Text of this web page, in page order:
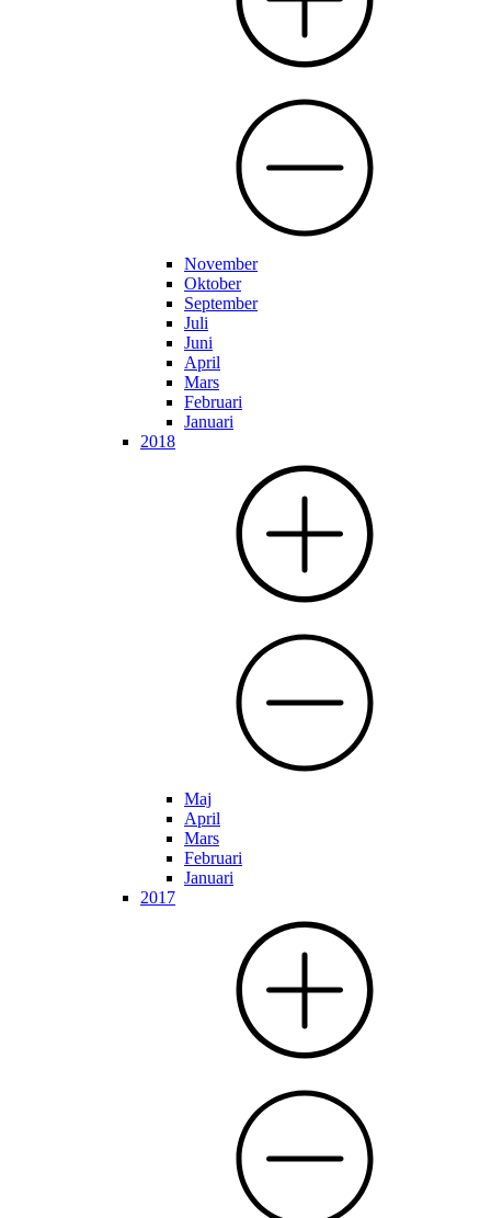
November
Oktober
September
Juli
Juni
April
Mars
Februari
Januari
2018
Maj
April
Mars
Februari
Januari
2017